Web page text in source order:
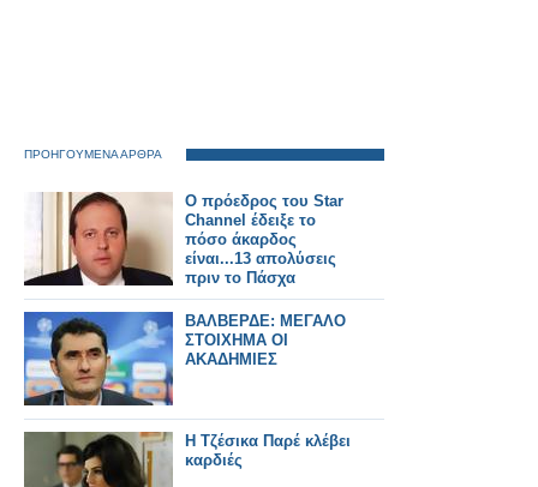
ΠΡΟΗΓΟΥΜΕΝΑ ΑΡΘΡΑ
Ο πρόεδρος του Star
Channel έδειξε το
πόσο άκαρδος
είναι...13 απολύσεις
πριν το Πάσχα
ΒΑΛΒΕΡΔΕ: ΜΕΓΑΛΟ
ΣΤΟΙΧΗΜΑ ΟΙ
ΑΚΑΔΗΜΙΕΣ
Η Τζέσικα Παρέ κλέβει
καρδιές